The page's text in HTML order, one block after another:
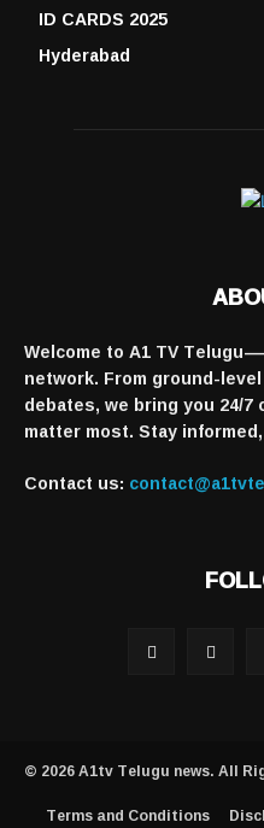
ID CARDS 2025
Hyderabad
Welcome to A1 TV
network. From ground-
debates, we bring you 24/
matter most. Stay
Contact us:
© 2026 A1tv Telugu news. All
Terms and Conditions